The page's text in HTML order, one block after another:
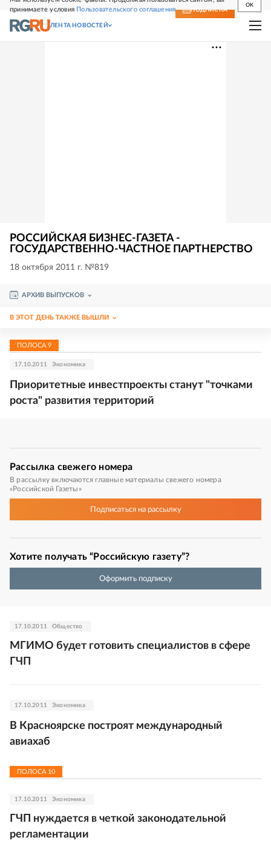
принимаете условия Пользовательского соглашения
OK
СВЕЖИЙ НОМЕР ПОДПИСКА
ЛЕНТА НОВОСТЕЙ
РОССИЙСКАЯ БИЗНЕС-ГАЗЕТА -
ГОСУДАРСТВЕННО-ЧАСТНОЕ ПАРТНЕРСТВО
18 октября 2011 г. №819
АРХИВ ВЫПУСКОВ
В ЭТОТ ДЕНЬ ТАКЖЕ ВЫШЛИ
ПОЛОСА 9
17.10.2011 Экономика
Приоритетные инвестпроекты станут "точками
роста" развития территорий
Рассылка свежего номера
В рассылку включаются главные материалы свежего номера
«Российской Газеты»
Подписатьсяна рассылку
Хотите получать “Российскую газету”?
Оформить подписку
17.10.2011 Общество
МГИМО будет готовить специалистов в сфере
ГЧП
17.10.2011 Экономика
В Красноярске построят международный
авиахаб
ПОЛОСА 10
17.10.2011 Экономика
ГЧП нуждается в четкой законодательной
регламентации